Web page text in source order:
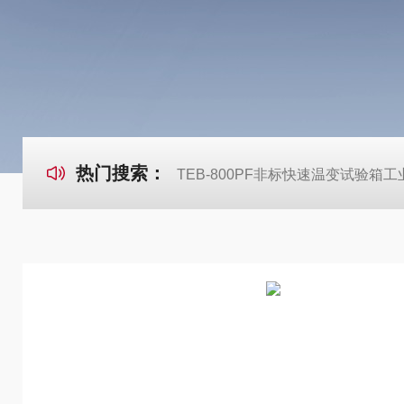
热门搜索： TEB-800PF非标快速温变试验箱工